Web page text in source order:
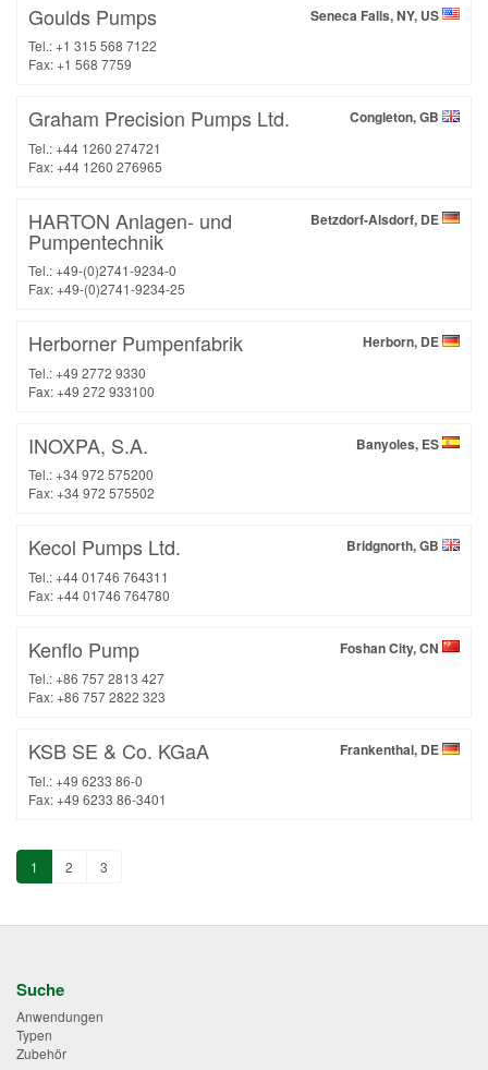
Seneca Falls, NY, US
Goulds Pumps
Tel.: +1 315 568 7122
Fax: +1 568 7759
Congleton, GB
Graham Precision Pumps Ltd.
Tel.: +44 1260 274721
Fax: +44 1260 276965
Betzdorf-Alsdorf, DE
HARTON Anlagen- und
Pumpentechnik
Tel.: +49-(0)2741-9234-0
Fax: +49-(0)2741-9234-25
Herborn, DE
Herborner Pumpenfabrik
Tel.: +49 2772 9330
Fax: +49 272 933100
Banyoles, ES
INOXPA, S.A.
Tel.: +34 972 575200
Fax: +34 972 575502
Bridgnorth, GB
Kecol Pumps Ltd.
Tel.: +44 01746 764311
Fax: +44 01746 764780
Foshan City, CN
Kenflo Pump
Tel.: +86 757 2813 427
Fax: +86 757 2822 323
Frankenthal, DE
KSB SE & Co. KGaA
Tel.: +49 6233 86-0
Fax: +49 6233 86-3401
1 2 3
Suche
Anwendungen
Typen
Zubehör